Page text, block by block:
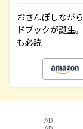
おさんぽしなが
ドブックが誕生
も必読
AD